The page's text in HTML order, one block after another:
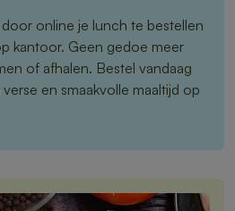
online je lunch te bestellen
kantoor. Geen gedoe meer
of afhalen. Bestel vandaag
en smaakvolle maaltijd op